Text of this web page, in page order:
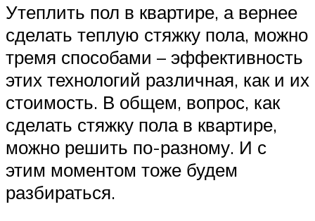
Утеплить пол в квартире, а вернее
сделать теплую стяжку пола, можно
тремя способами – эффективность
этих технологий различная, как и их
стоимость. В общем, вопрос, как
сделать стяжку пола в квартире,
можно решить по-разному. И с
этим моментом тоже будем
разбираться.